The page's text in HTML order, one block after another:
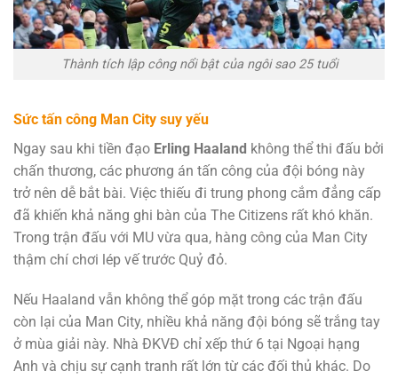
Thành tích lập công nổi bật của ngôi sao 25 tuổi
Sức tấn công Man City suy yếu
Ngay sau khi tiền đạo Erling Haaland không thể thi đấu bởi
chấn thương, các phương án tấn công của đội bóng này
trở nên dễ bắt bài. Việc thiếu đi trung phong cắm đẳng cấp
đã khiến khả năng ghi bàn của The Citizens rất khó khăn.
Trong trận đấu với MU vừa qua, hàng công của Man City
thậm chí chơi lép vế trước Quỷ đỏ.
Nếu Haaland vẫn không thể góp mặt trong các trận đấu
còn lại của Man City, nhiều khả năng đội bóng sẽ trắng tay
ở mùa giải này. Nhà ĐKVĐ chỉ xếp thứ 6 tại Ngoại hạng
Anh và chịu sự cạnh tranh rất lớn từ các đối thủ khác. Do